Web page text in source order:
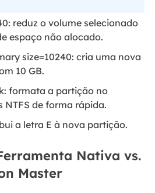
reduz o volume selecionado
espaço não alocado.
size=10240: cria uma nova
10 GB.
formata a partição no
NTFS de forma rápida.
a letra E à nova partição.
Nativa vs.
Master